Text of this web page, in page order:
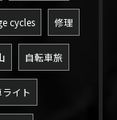
cycles 修理
自転車旅
イト